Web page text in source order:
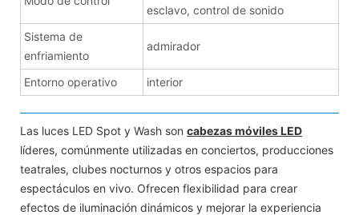
esclavo, control de sonido
Sistema de
enfriamiento
admirador
Entorno operativo interior
Las luces LED Spot y Wash son cabezas móviles LED
líderes, comúnmente utilizadas en conciertos, producciones
teatrales, clubes nocturnos y otros espacios para
espectáculos en vivo. Ofrecen flexibilidad para crear
efectos de iluminación dinámicos y mejorar la experiencia